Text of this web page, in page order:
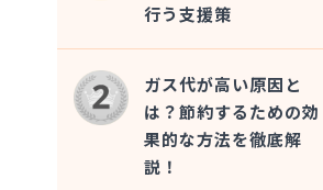
行う支援策
ガス代が高い原因と
は？節約するための効
果的な方法を徹底解
説！